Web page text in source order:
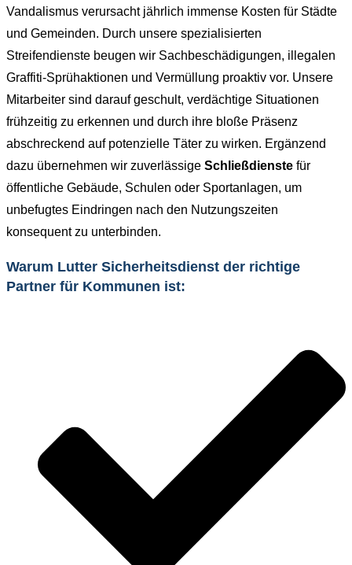
Vandalismus verursacht jährlich immense Kosten für Städte
und Gemeinden. Durch unsere spezialisierten
Streifendienste beugen wir Sachbeschädigungen, illegalen
Graffiti-Sprühaktionen und Vermüllung proaktiv vor. Unsere
Mitarbeiter sind darauf geschult, verdächtige Situationen
frühzeitig zu erkennen und durch ihre bloße Präsenz
abschreckend auf potenzielle Täter zu wirken. Ergänzend
dazu übernehmen wir zuverlässige Schließdienste für
öffentliche Gebäude, Schulen oder Sportanlagen, um
unbefugtes Eindringen nach den Nutzungszeiten
konsequent zu unterbinden.
Warum Lutter Sicherheitsdienst der richtige
Partner für Kommunen ist: